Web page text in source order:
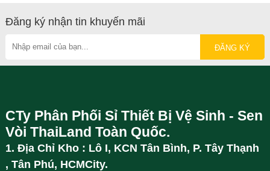
Đăng ký nhận tin khuyến mãi
CTy Phân Phối Sỉ Thiết Bị Vệ Sinh - Sen
Vòi ThaiLand Toàn Quốc.
1. Địa Chỉ Kho : Lô I, KCN Tân Bình, P. Tây Thạnh
, Tân Phú, HCMCity.